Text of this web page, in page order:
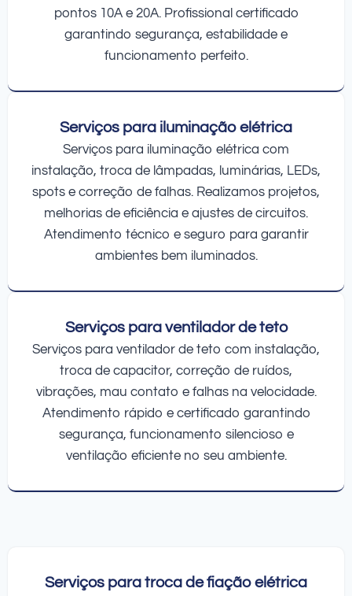
pontos 10A e 20A. Profissional certificado
garantindo segurança, estabilidade e
funcionamento perfeito.
Serviços para iluminação elétrica
Serviços para iluminação elétrica com
instalação, troca de lâmpadas, luminárias, LEDs,
spots e correção de falhas. Realizamos projetos,
melhorias de eficiência e ajustes de circuitos.
Atendimento técnico e seguro para garantir
ambientes bem iluminados.
Serviços para ventilador de teto
Serviços para ventilador de teto com instalação,
troca de capacitor, correção de ruídos,
vibrações, mau contato e falhas na velocidade.
Atendimento rápido e certificado garantindo
segurança, funcionamento silencioso e
ventilação eficiente no seu ambiente.
Serviços para troca de fiação elétrica